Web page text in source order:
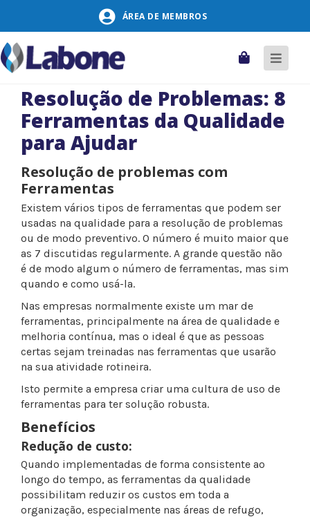
conteúdo
ÁREA DE MEMBROS
Carrinho
Resolução de Problemas: 8
Ferramentas da Qualidade
para Ajudar
Resolução de problemas com
Ferramentas
Existem vários tipos de ferramentas que podem ser
usadas na qualidade para a resolução de problemas
ou de modo preventivo. O número é muito maior que
as 7 discutidas regularmente. A grande questão não
é de modo algum o número de ferramentas, mas sim
quando e como usá-la.
Nas empresas normalmente existe um mar de
ferramentas, principalmente na área de qualidade e
melhoria contínua, mas o ideal é que as pessoas
certas sejam treinadas nas ferramentas que usarão
na sua atividade rotineira.
Isto permite a empresa criar uma cultura de uso de
ferramentas para ter solução robusta.
Benefícios
Redução de custo:
Quando implementadas de forma consistente ao
longo do tempo, as ferramentas da qualidade
possibilitam reduzir os custos em toda a
organização, especialmente nas áreas de refugo,